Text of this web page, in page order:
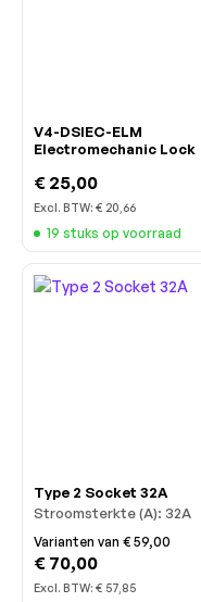
V4-DSIEC-ELM
Electromechanic Lock
€ 25,00
Excl. BTW: € 20,66
19 stuks op voorraad
Type 2 Socket 32A
Stroomsterkte (A): 32A
Varianten van € 59,00
€ 70,00
Excl. BTW: € 57,85